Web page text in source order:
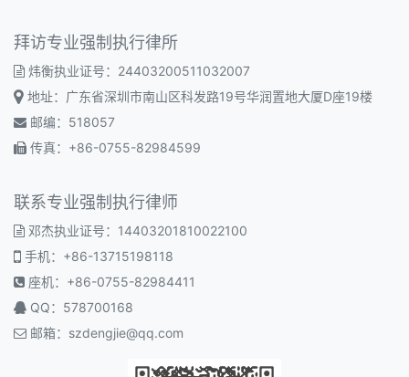
拜访专业强制执行律所
炜衡执业证号：24403200511032007
地址：广东省深圳市南山区科发路19号华润置地大厦D座19楼
邮编：518057
传真：+86-0755-82984599
联系专业强制执行律师
邓杰执业证号：14403201810022100
手机：+86-13715198118
座机：+86-0755-82984411
QQ：578700168
邮箱： szdengjie@qq.com